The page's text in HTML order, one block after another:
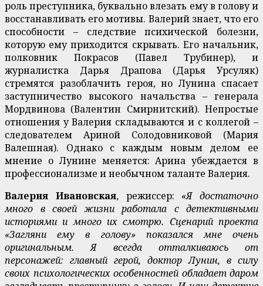
роль преступника, буквально влезать ему в голову и
восстанавливать его мотивы. Валерий знает, что его
способности – следствие психической болезни,
которую ему приходится скрывать. Его начальник,
полковник Покрасов (Павел Трубинер), и
журналистка Дарья Драпова (Дарья Урсуляк)
стремятся разоблачить героя, но Лунина спасает
заступничество высокого начальства – генерала
Мордвинова (Валентин Смирнитский). Непростые
отношения у Валерия складываются и с коллегой –
следователем Ариной Солодовниковой (Мария
Валешная). Однако с каждым новым делом ее
мнение о Лунине меняется: Арина убеждается в
профессионализме и необычном таланте Валерия.
Валерия Ивановская, режиссер: «Я достаточно
много в своей жизни работала с детективными
историями и много их смотрю. Сценарий проекта
«Загляни ему в голову» показался мне очень
оригинальным. Я всегда отталкиваюсь от
персонажей: главный герой, доктор Лунин, в силу
своих психологических особенностей обладает даром